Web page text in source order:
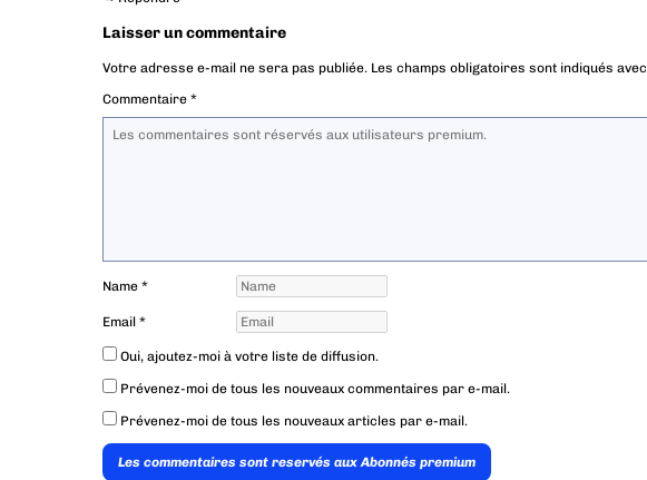
Laisser un commentaire
Votre adresse e-mail ne sera pas publiée. Les champs obligatoires sont indiqués avec
Commentaire *
Name *
Email *
Oui, ajoutez-moi à votre liste de diffusion.
Prévenez-moi de tous les nouveaux commentaires par e-mail.
Prévenez-moi de tous les nouveaux articles par e-mail.
Les commentaires sont reservés aux Abonnés premium